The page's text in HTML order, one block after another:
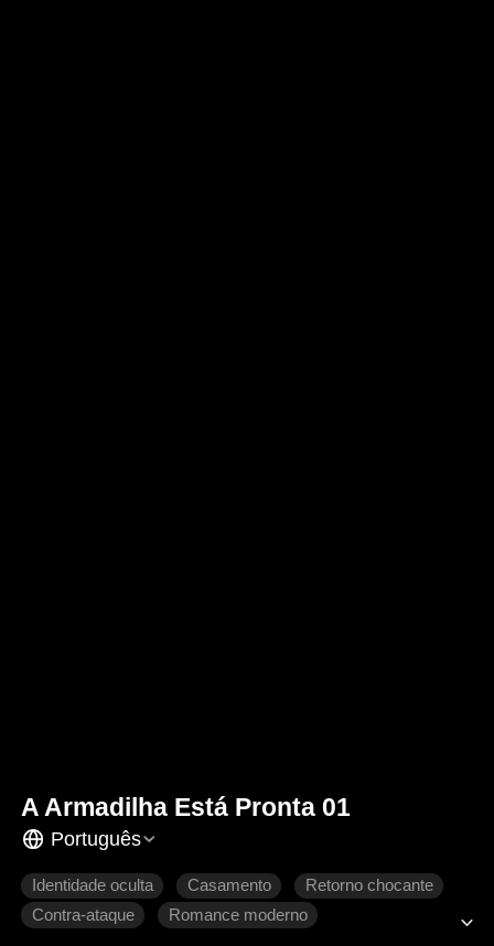
A Armadilha Está Pronta 01
Português
Identidade oculta Casamento
Retorno chocante
Contra-ataque
Romance moderno